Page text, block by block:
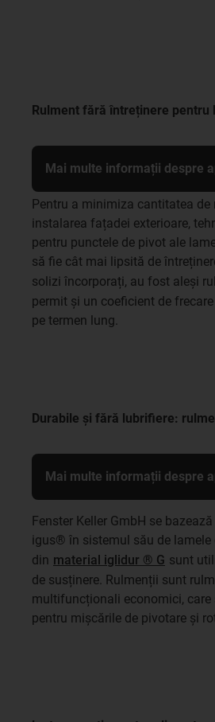
Rulment fără întreținere pentru
Pentru a minimiza cantitatea de
instalarea fațadei exterioare,
pentru punctele de pivot ale
să fie cât mai lipsită de
solizi încorporați, au fost aleși
permit și un coeficient de
pe termen lung.
Mai multe informații despre
Durabile și fără lubrifiere:
Fenster Keller GmbH se
igus® în sistemul său de lamele
din material iglidur ® G sunt
de susținere. Rulmenții sunt
multifuncționali economici, care
pentru mișcările de pivotare și
Mai multe informații despre